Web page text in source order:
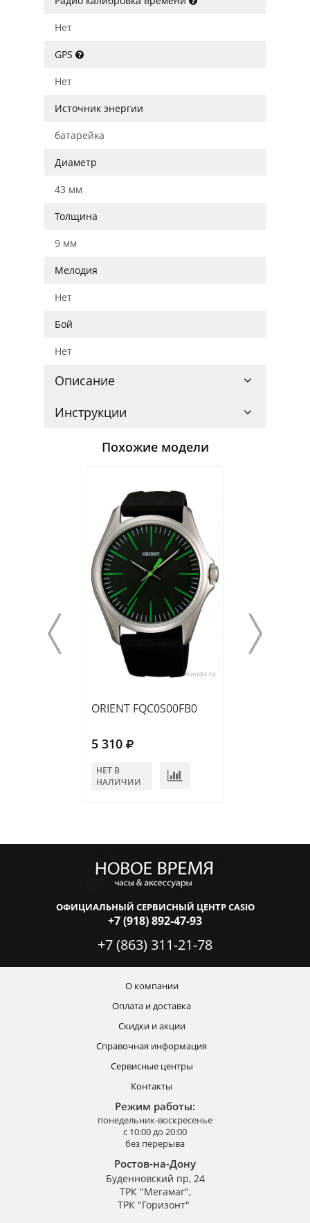
Нет
GPS
Нет
Источник энергии
батарейка
Диаметр
43 мм
Толщина
9 мм
Мелодия
Нет
Бой
Нет
Описание
Инструкции
Похожие модели
ORIENT FQC0S00FB0
5 310
НЕТ В
НАЛИЧИИ
ОФИЦИАЛЬНЫЙ СЕРВИСНЫЙ ЦЕНТР CASIO
+7 (918) 892-47-93
+7 (863) 311-21-78
О компании
Оплата и доставка
Скидки и акции
Справочная информация
Сервисные центры
Контакты
Режим работы:
понедельник-воскресенье
с 10:00 до 20:00
без перерыва
Ростов-на-Дону
Буденновский пр, 24
ТРК "Мегамаг",
ТРК "Горизонт"